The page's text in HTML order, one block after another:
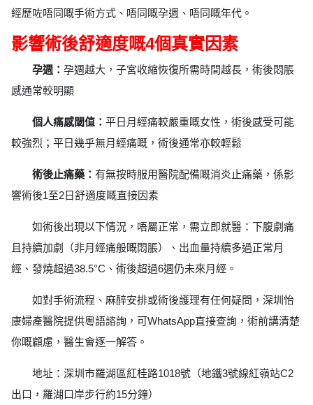
經歷咗唔同嘅手術方式、唔同嘅孕週、唔同嘅年代。
影響術後舒適度嘅4個真實因素
孕週： 孕週越大，子宮收縮恢復所需時間越長，術後悶脹
感通常較明顯
個人痛感閾值： 平日月經痛較嚴重嘅女性，術後感受可能
較強烈；平日幾乎無月經痛嘅，術後通常亦較輕鬆
術後止痛藥： 有無按時服用醫院配備嘅消炎止痛藥，係影
響術後1至2日舒適度嘅直接因素
如術後出現以下情況，唔屬正常，需立即就醫：下腹劇痛
且持續加劇（非月經痛般嘅悶脹）、出血量持續多過正常月
經、發燒超過38.5°C、術後超過6週仍未來月經。
如對手術流程、麻醉安排或術後護理有任何疑問，深圳怡
康婦產醫院提供粵語諮詢，可WhatsApp直接查詢，術前講清楚
你嘅顧慮，醫生會逐一解答。
地址：深圳市羅湖區紅桂路1018號（地鐵3號線紅嶺站C2
出口，羅湖口岸步行約15分鐘）